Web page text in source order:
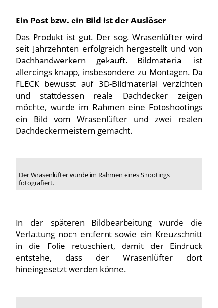
Ein Post bzw. ein Bild ist der Auslöser
Das Produkt ist gut. Der sog. Wrasenlüfter wird
seit Jahrzehnten erfolgreich hergestellt und von
Dachhandwerkern gekauft. Bildmaterial ist
allerdings knapp, insbesondere zu Montagen. Da
FLECK bewusst auf 3D-Bildmaterial verzichten
und stattdessen reale Dachdecker zeigen
möchte, wurde im Rahmen eine Fotoshootings
ein Bild vom Wrasenlüfter und zwei realen
Dachdeckermeistern gemacht.
Der Wrasenlüfter wurde im Rahmen eines Shootings
fotografiert.
In der späteren Bildbearbeitung wurde die
Verlattung noch entfernt sowie ein Kreuzschnitt
in die Folie retuschiert, damit der Eindruck
entstehe, dass der Wrasenlüfter dort
hineingesetzt werden könne.